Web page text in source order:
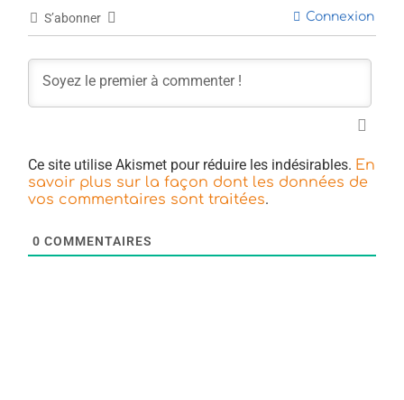
S’abonner Connexion
Ce site utilise Akismet pour réduire les indésirables. En
savoir plus sur la façon dont les données de
vos commentaires sont traitées.
0 COMMENTAIRES